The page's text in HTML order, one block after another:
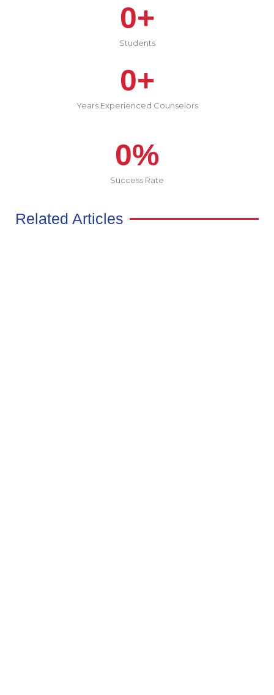
Students
0+
Years Experienced Counselors
0+
Success Rate
0%
Related Articles